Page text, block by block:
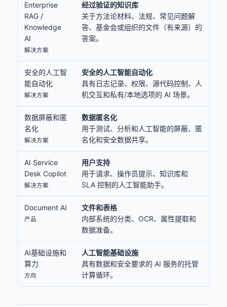
Enterprise
RAG /
Knowledge
AI
解决方案
经过验证的知识库
关于方法论材料、法规、常见问题解
答、基金会或组织的文件（有来源）的
答案。
安全的人工智
能自动化
解决方案
安全的人工智能自动化
具有日志记录、权限、源代码控制、人
机交互和私有/本地选项的 AI 场景。
数据屏蔽和匿
名化
解决方案
数据匿名化
用于测试、分析和人工智能的屏蔽、匿
名化和安全数据共享。
AI Service
Desk Copilot
解决方案
用户支持
用于请求、操作员提示、知识库和
SLA 控制的人工智能助手。
Document AI
产品
文件和表格
内部系统的分类、OCR、属性提取和
数据准备。
AI基础设施和
算力
方向
人工智能基础设施
具有数据和安全要求的 AI 服务的托管
计算循环。